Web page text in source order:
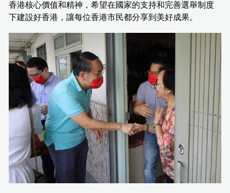
香港核心價值和精神，希望在國家的支持和完善選舉制度
下建設好香港，讓每位香港市民都分享到美好成果。